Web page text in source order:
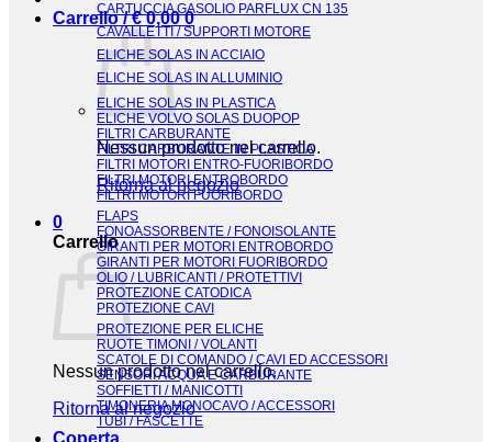
Carrello /€0,00 0
Nessun prodotto nel carrello.
Ritorna al negozio
0
Carrello
Nessun prodotto nel carrello.
Ritorna al negozio
CARTUCCIA GASOLIO PARFLUX CN 135
CAVALLETTI / SUPPORTI MOTORE
ELICHE SOLAS IN ACCIAIO
ELICHE SOLAS IN ALLUMINIO
ELICHE SOLAS IN PLASTICA
ELICHE VOLVO SOLAS DUOPOP
FILTRI CARBURANTE
FILTRI CARBURANTE IN PLASTICA
FILTRI MOTORI ENTRO-FUORIBORDO
FILTRI MOTORI ENTROBORDO
FILTRI MOTORI FUORIBORDO
FLAPS
FONOASSORBENTE / FONOISOLANTE
GIRANTI PER MOTORI ENTROBORDO
GIRANTI PER MOTORI FUORIBORDO
OLIO / LUBRICANTI / PROTETTIVI
PROTEZIONE CATODICA
PROTEZIONE CAVI
PROTEZIONE PER ELICHE
RUOTE TIMONI / VOLANTI
SCATOLE DI COMANDO / CAVI ED ACCESSORI
SENSORI ACQUA E CARBURANTE
SOFFIETTI / MANICOTTI
TIMONERIA MONOCAVO / ACCESSORI
TUBI / FASCETTE
Coperta